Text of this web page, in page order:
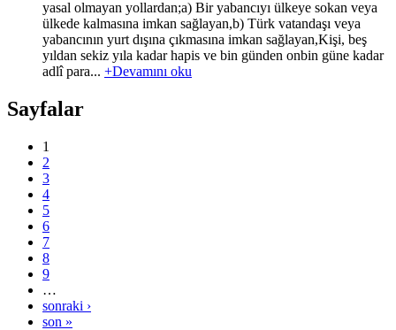
yasal olmayan yollardan;a) Bir yabancıyı ülkeye sokan veya
ülkede kalmasına imkan sağlayan,b) Türk vatandaşı veya
yabancının yurt dışına çıkmasına imkan sağlayan,Kişi, beş
yıldan sekiz yıla kadar hapis ve bin günden onbin güne kadar
adlî para... +Devamını oku
Sayfalar
1
2
3
4
5
6
7
8
9
…
sonraki ›
son »